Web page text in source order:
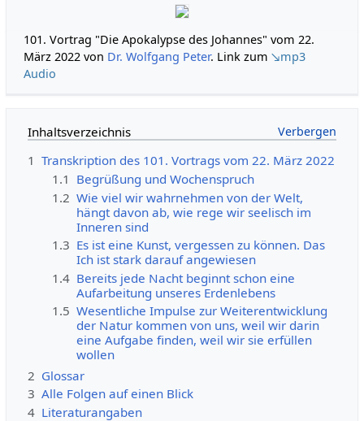
101. Vortrag "Die Apokalypse des Johannes" vom 22.
März 2022 von Dr. Wolfgang Peter. Link zum↘mp3
Audio
Inhaltsverzeichnis
1 Transkription des 101. Vortrags vom 22. März 2022
1.1 Begrüßung und Wochenspruch
1.2 Wie viel wir wahrnehmen von der Welt,
hängt davon ab, wie rege wir seelisch im
Inneren sind
1.3 Es ist eine Kunst, vergessen zu können. Das
Ich ist stark darauf angewiesen
1.4 Bereits jede Nacht beginnt schon eine
Aufarbeitung unseres Erdenlebens
1.5 Wesentliche Impulse zur Weiterentwicklung
der Natur kommen von uns, weil wir darin
eine Aufgabe finden, weil wir sie erfüllen
wollen
2 Glossar
3 Alle Folgen auf einen Blick
4 Literaturangaben